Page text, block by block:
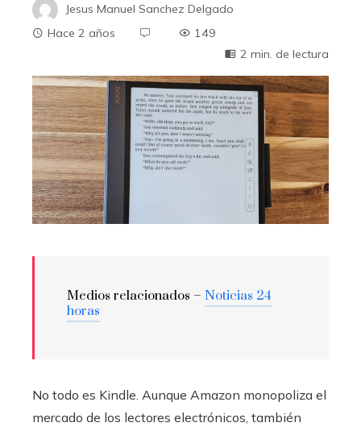
Jesus Manuel Sanchez Delgado
Hace 2 años
149
2 min. de lectura
Medios relacionados – Noticias 24
horas
No todo es Kindle. Aunque Amazon monopoliza el
mercado de los lectores electrónicos, también